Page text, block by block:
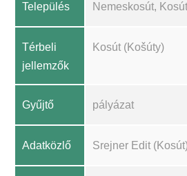
Település Nemeskosút,
Térbeli
jellemzők
Kosút (Košúty)
Gyűjtő pályázat
Adatközlő Srejner Edit